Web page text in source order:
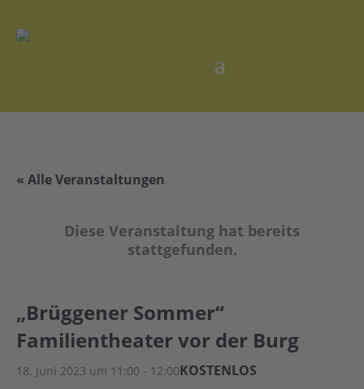
« Alle Veranstaltungen
Diese Veranstaltung hat bereits
stattgefunden.
„Brüggener Sommer“
Familientheater vor der Burg
18. Juni 2023 um 11:00 - 12:00KOSTENLOS